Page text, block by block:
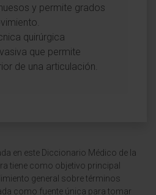
y permite grados
quirúrgica
que permite
de una articulación.
en este Diccionario Médico de la
tiene como objetivo principal
general sobre términos
como fuente única para tomar